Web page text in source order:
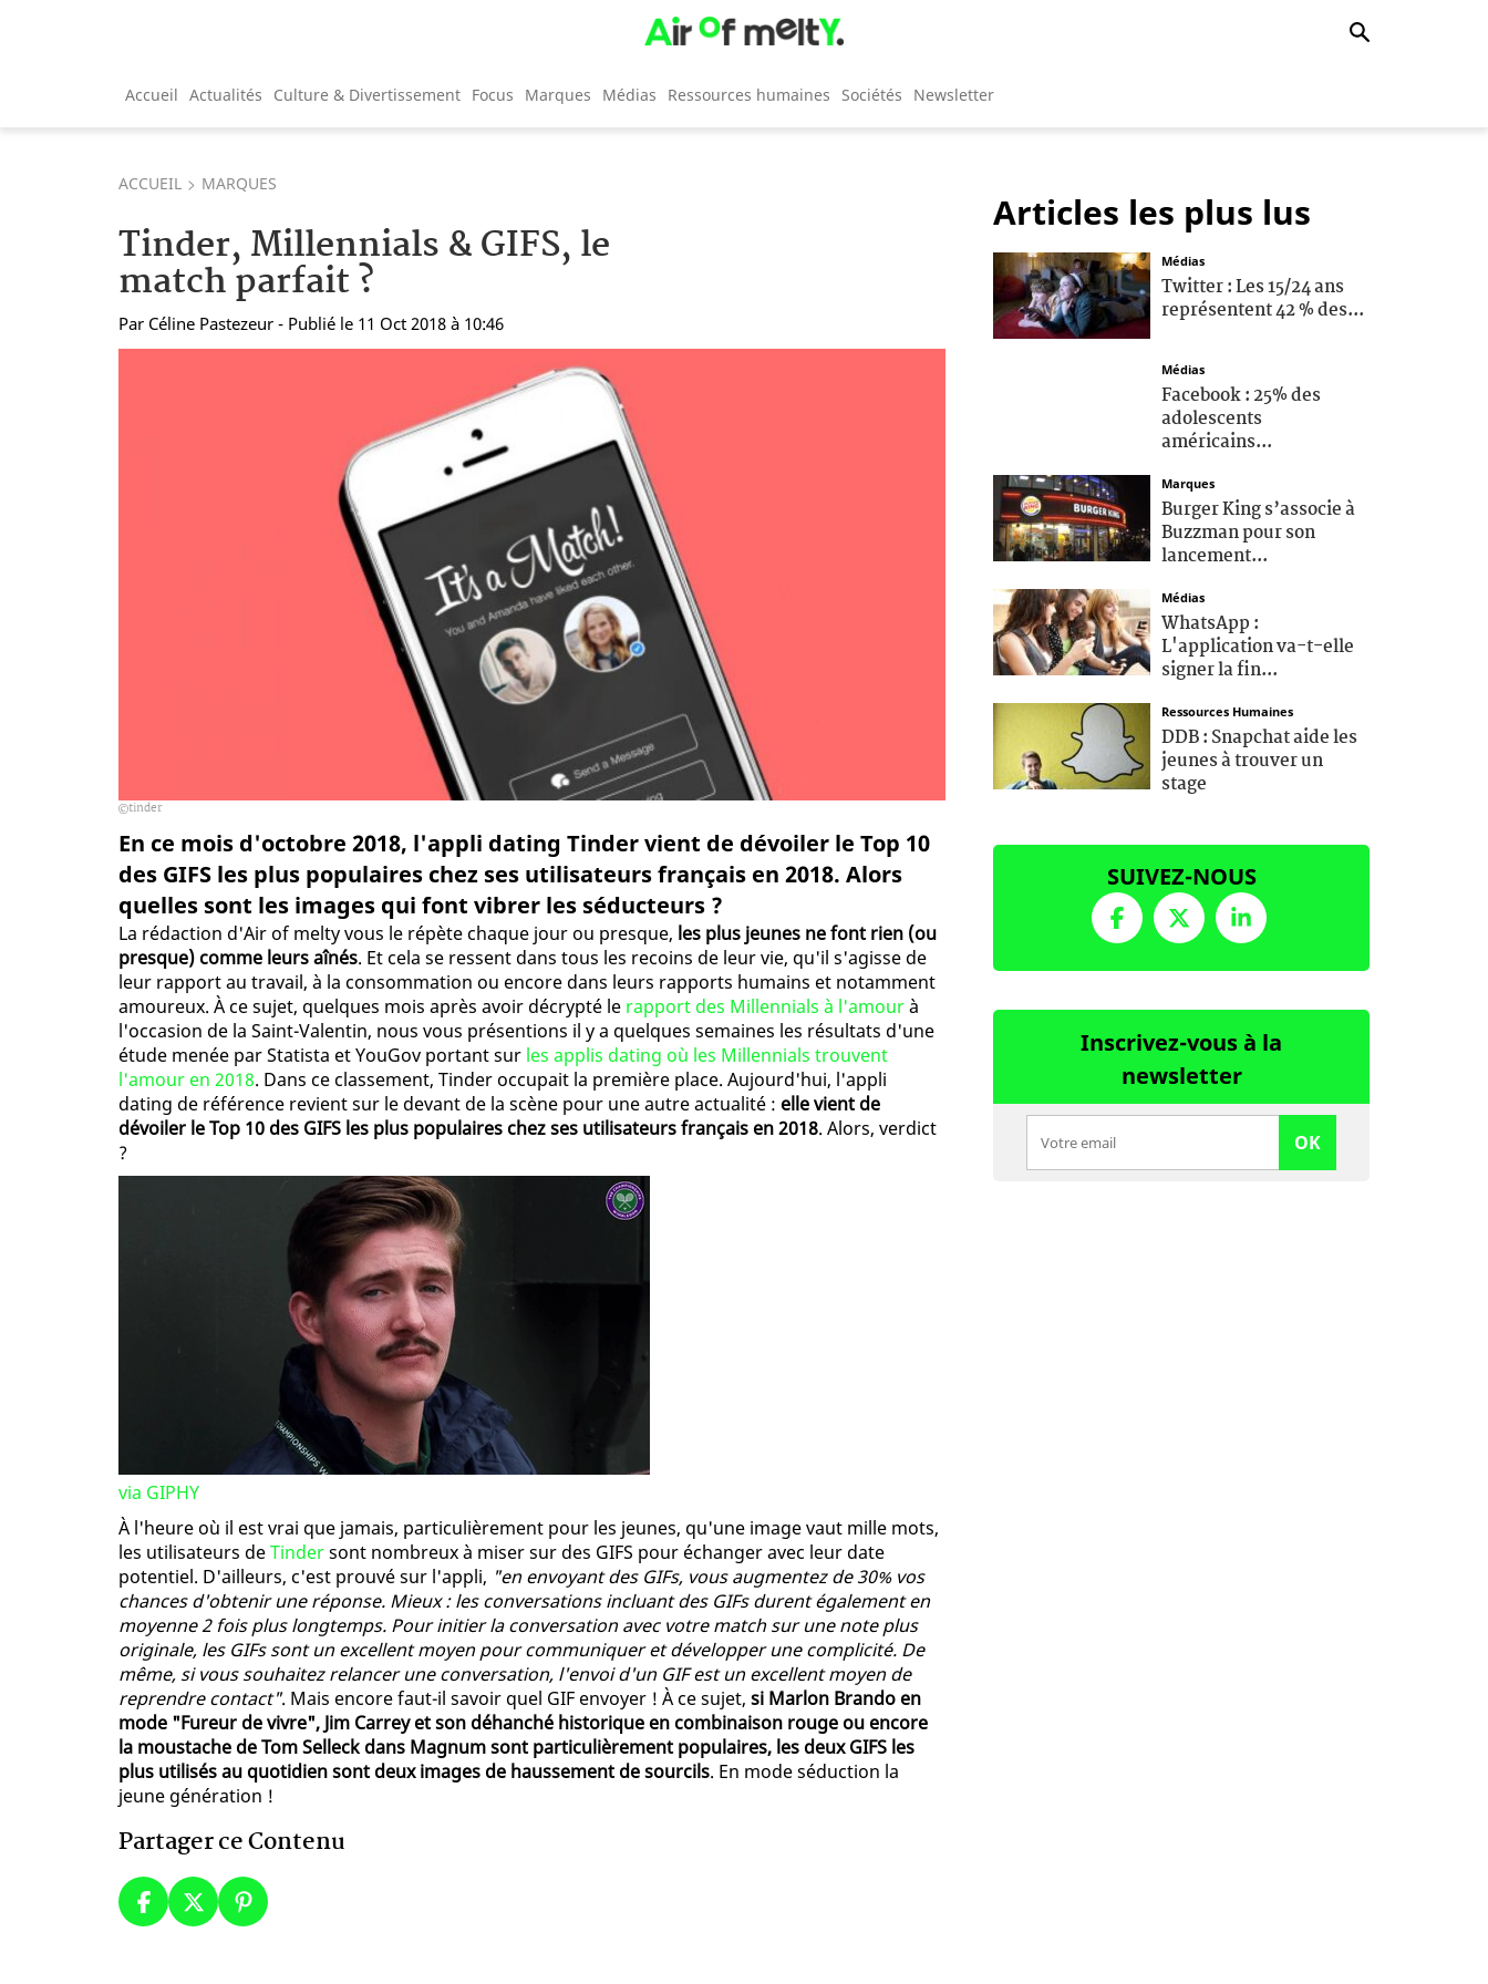
Accueil Actualités Culture & Divertissement Focus Marques Médias Ressources humaines Sociétés Newsletter
ACCUEIL MARQUES
Tinder, Millennials & GIFS, le
match parfait ?
Par Céline Pastezeur - Publié le 11 Oct 2018 à 10:46
tinder
En ce mois d'octobre 2018, l'appli dating Tinder vient de dévoiler le Top 10
des GIFS les plus populaires chez ses utilisateurs français en 2018. Alors
quelles sont les images qui font vibrer les séducteurs ?
La rédaction d'Air of melty vous le répète chaque jour ou presque, les plus jeunes ne font rien (ou
presque) comme leurs aînés. Et cela se ressent dans tous les recoins de leur vie, qu'il s'agisse de
leur rapport au travail, à la consommation ou encore dans leurs rapports humains et notamment
amoureux. À ce sujet, quelques mois après avoir décrypté le rapport des Millennials à l'amourà
l'occasion de la Saint-Valentin, nous vous présentions il y a quelques semaines les résultats d'une
étude menée par Statista et YouGov portant sur les applis dating où les Millennials trouvent
l'amour en 2018. Dans ce classement, Tinder occupait la première place. Aujourd'hui, l'appli
dating de référence revient sur le devant de la scène pour une autre actualité : elle vient de
dévoiler le Top 10 des GIFS les plus populaires chez ses utilisateurs français en 2018. Alors, verdict
?
via GIPHY
À l'heure où il est vrai que jamais, particulièrement pour les jeunes, qu'une image vaut mille mots,
les utilisateurs deTindersont nombreux à miser sur des GIFS pour échanger avec leur date
potentiel. D'ailleurs, c'est prouvé sur l'appli, "en envoyant des GIFs, vous augmentez de 30% vos
chances d'obtenir une réponse. Mieux : les conversations incluant des GIFs durent également en
moyenne 2 fois plus longtemps. Pour initier la conversation avec votre match sur une note plus
originale, les GIFs sont un excellent moyen pour communiquer et développer une complicité. De
même, si vous souhaitez relancer une conversation, l'envoi d'un GIF est un excellent moyen de
reprendre contact". Mais encore faut-il savoir quel GIF envoyer ! À ce sujet, si Marlon Brando en
mode "Fureur de vivre", Jim Carrey et son déhanché historique en combinaison rouge ou encore
la moustache de Tom Selleck dans Magnum sont particulièrement populaires, les deux GIFS les
plus utilisés au quotidien sont deux images de haussement de sourcils. En mode séduction la
jeune génération !
Partager ce Contenu
Articles les plus lus
Médias
Twitter : Les 15/24 ans
représentent 42 % des...
Médias
Facebook : 25% des
adolescents
américains...
Marques
Burger King s’associe à
Buzzman pour son
lancement...
Médias
WhatsApp :
L'application va-t-elle
signer la fin...
Ressources Humaines
DDB : Snapchat aide les
jeunes à trouver un
stage
SUIVEZ-NOUS
Inscrivez-vous à la
newsletter
OK